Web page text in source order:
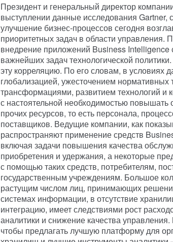
Президент и генеральный директор
выступлении данные исследования Gartner,
улучшение бизнес-процессов сегодня
приоритетных задач в области управления.
внедрение приложений Business Intelligence
важнейших задач технологической
эту корреляцию. По его словам, в условиях
глобализацией, ужесточением нормативных
трансформациями, развитием технологий и
с настоятельной необходимостью повышать
прочих ресурсов, то есть персонала,
поставщиков. Ведущие компании, как
распространяют применение средств
включая задачи повышения качества
приобретения и удержания, а некоторые
с помощью таких средств, потребителям,
государственным учреждениям. Большое
растущим числом лиц, принимающих
системах информации, в отсутствие
интеграцию, имеет следствиями рост
аналитики и снижение качества
чтобы предлагать лучшую платформу для